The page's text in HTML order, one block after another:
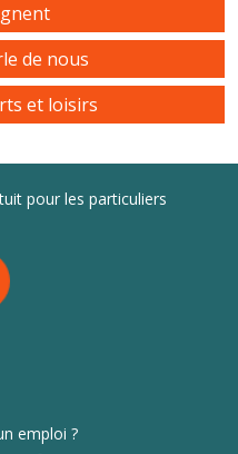
de nous
et loisirs
pour les particuliers
emploi ?